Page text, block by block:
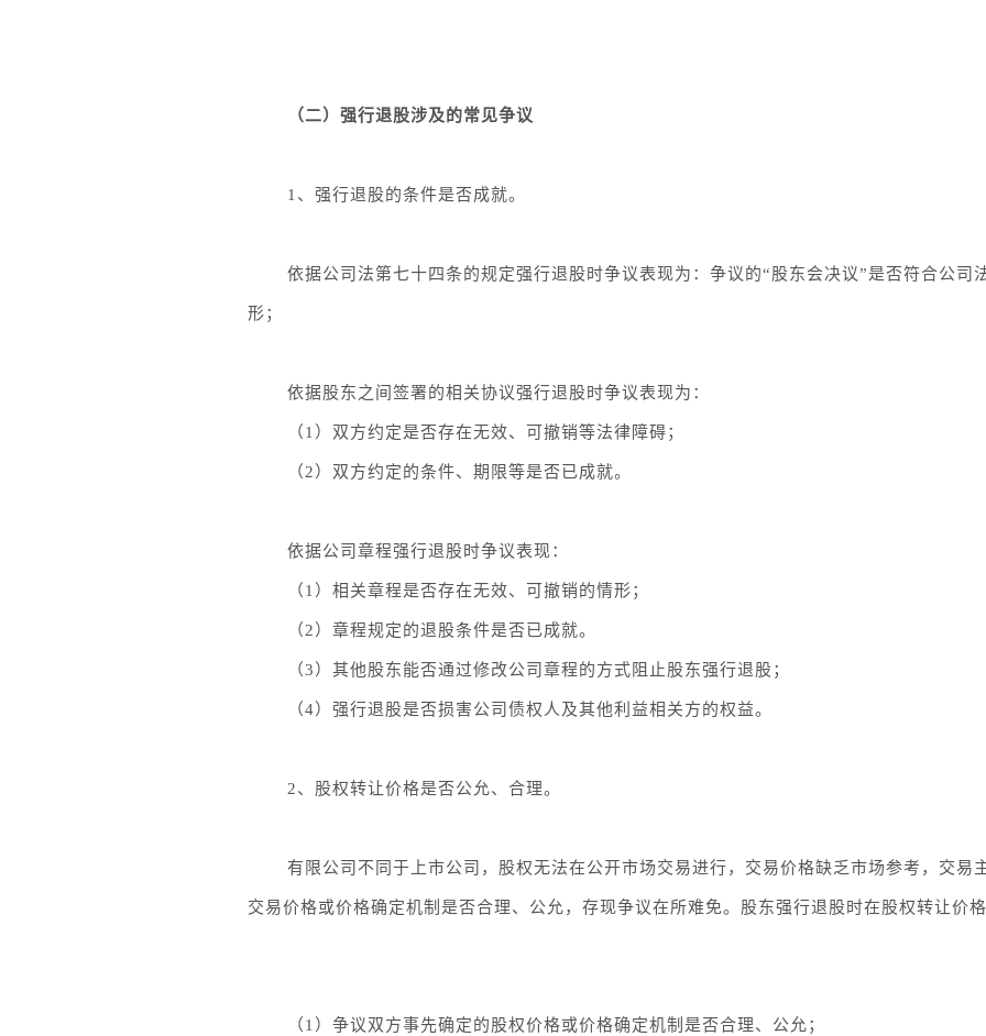
（二）强行退股涉及的常见争议
1、强行退股的条件是否成就。
依据公司法第七十四条的规定强行退股时争议表现为：争议的“股东会决议”是否符合公司
形；
依据股东之间签署的相关协议强行退股时争议表现为：
（1）双方约定是否存在无效、可撤销等法律障碍；
（2）双方约定的条件、期限等是否已成就。
依据公司章程强行退股时争议表现：
（1）相关章程是否存在无效、可撤销的情形；
（2）章程规定的退股条件是否已成就。
（3）其他股东能否通过修改公司章程的方式阻止股东强行退股；
（4）强行退股是否损害公司债权人及其他利益相关方的权益。
2、股权转让价格是否公允、合理。
有限公司不同于上市公司，股权无法在公开市场交易进行，交易价格缺乏市场参考，交易
交易价格或价格确定机制是否合理、公允，存现争议在所难免。股东强行退股时在股权转让价
（1）争议双方事先确定的股权价格或价格确定机制是否合理、公允；